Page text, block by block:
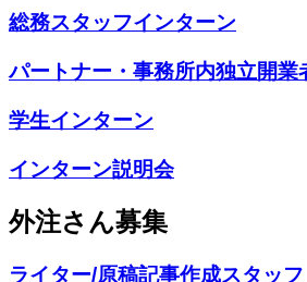
総務スタッフインターン
パートナー・事務所内独立開業
学生インターン
インターン説明会
外注さん募集
ライター/原稿記事作成スタッフ